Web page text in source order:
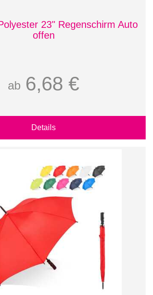
23" Regenschirm Auto
offen
ab 6,68 €
Details